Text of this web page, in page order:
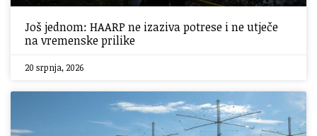
Još jednom: HAARP ne izaziva potrese i ne utječe
na vremenske prilike
20 srpnja, 2026